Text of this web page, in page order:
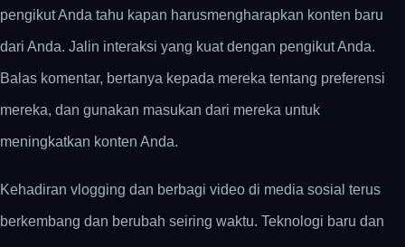
pengikut Anda tahu kapan harusmengharapkan konten baru
dari Anda. Jalin interaksi yang kuat dengan pengikut Anda.
Balas komentar, bertanya kepada mereka tentang preferensi
mereka, dan gunakan masukan dari mereka untuk
meningkatkan konten Anda.
Kehadiran vlogging dan berbagi video di media sosial terus
berkembang dan berubah seiring waktu. Teknologi baru dan